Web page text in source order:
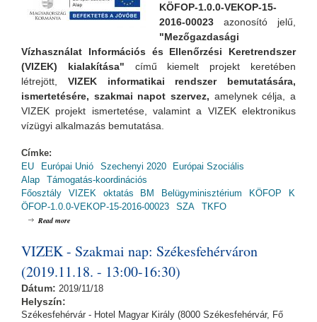
KÖFOP-1.0.0-VEKOP-15-
2016-00023 azonosító jelű,
"Mezőgazdasági
Vízhasználat Információs és Ellenőrzési Keretrendszer
(VIZEK) kialakítása" című kiemelt projekt keretében
létrejött, VIZEK informatikai rendszer bemutatására,
ismertetésére, szakmai napot szervez, amelynek célja, a
VIZEK projekt ismertetése, valamint a VIZEK elektronikus
vízügyi alkalmazás bemutatása.
Címke:
EU
Európai Unió Szechenyi 2020
Európai Szociális
Alap
Támogatás-koordinációs
Főosztály
VIZEK oktatás BM Belügyminisztérium KÖFOP
K
ÖFOP-1.0.0-VEKOP-15-2016-00023
SZA TKFO
Read more
VIZEK - Szakmai nap: Székesfehérváron
(2019.11.18. - 13:00-16:30)
Dátum: 2019/11/18
Helyszín:
Székesfehérvár - Hotel Magyar Király (8000 Székesfehérvár, Fő